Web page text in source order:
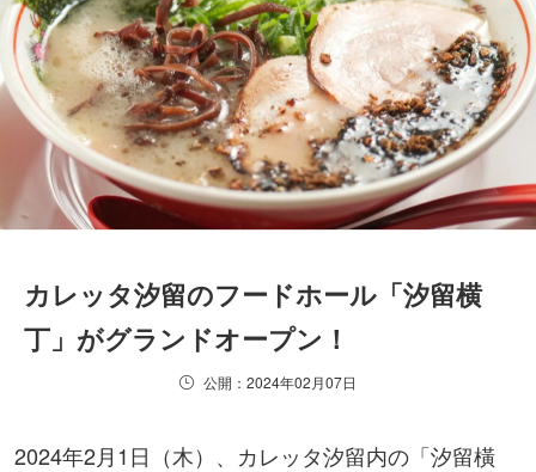
カレッタ汐留のフードホール「汐留横
丁」がグランドオープン！
公開：2024年02月07日
2024年2月1日（木）、カレッタ汐留内の「汐留橫